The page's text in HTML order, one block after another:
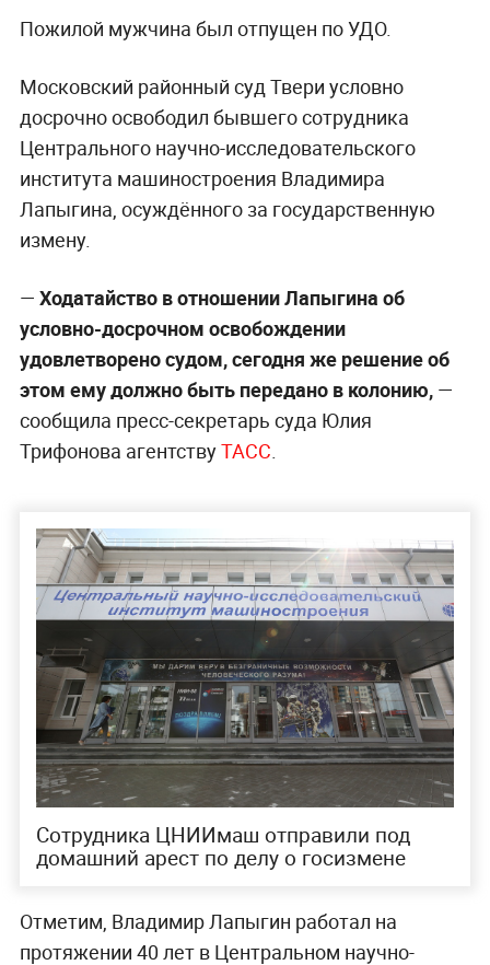
Пожилой мужчина был отпущен по УДО.
Московский районный суд Твери условно
досрочно освободил бывшего сотрудника
Центрального научно-исследовательского
института машиностроения Владимира
Лапыгина, осуждённого за государственную
измену.
— Ходатайство в отношении Лапыгина об
условно-досрочном освобождении
удовлетворено судом, сегодня же решение об
этом ему должно быть передано в колонию,—
сообщила пресс-секретарь суда Юлия
Трифонова агентствуТАСС
Сотрудника ЦНИИмаш отправили под
домашний арест по делу о госизмене
Отметим, Владимир Лапыгин работал на
протяжении 40 лет в Центральном научно-